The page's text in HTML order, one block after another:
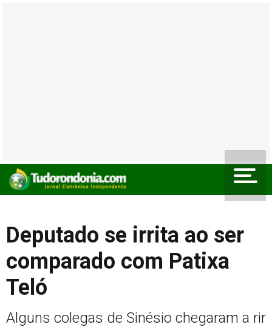
Deputado se irrita ao ser
comparado com Patixa
Teló
Alguns colegas de Sinésio chegaram a rir